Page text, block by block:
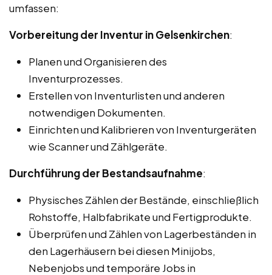
umfassen:
Vorbereitung der Inventur in Gelsenkirchen:
Planen und Organisieren des
Inventurprozesses.
Erstellen von Inventurlisten und anderen
notwendigen Dokumenten.
Einrichten und Kalibrieren von Inventurgeräten
wie Scanner und Zählgeräte.
Durchführung der Bestandsaufnahme:
Physisches Zählen der Bestände, einschließlich
Rohstoffe, Halbfabrikate und Fertigprodukte.
Überprüfen und Zählen von Lagerbeständen in
den Lagerhäusern bei diesen Minijobs,
Nebenjobs und temporäre Jobs in